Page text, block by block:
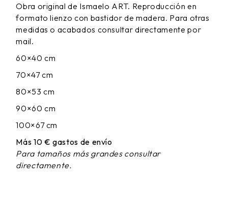
DESDE
65,00 €
HASTA
170,00 €
Obra original de Ismaelo ART. Reproducción en
formato lienzo con bastidor de madera. Para otras
medidas o acabados consultar directamente por
mail.
60×40 cm
70×47 cm
80×53 cm
90×60 cm
100×67 cm
Más 10 € gastos de envío
Para tamaños más grandes consultar
directamente.